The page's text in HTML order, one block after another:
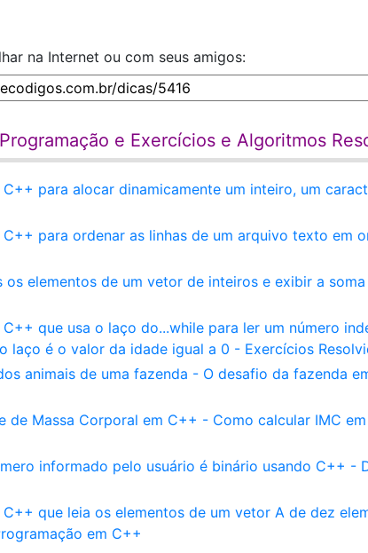
na Internet ou com seus amigos:
e Exercícios e Algoritmos
para alocar dinamicamente um inteiro, um
para ordenar as linhas de um arquivo texto em
elementos de um vetor de inteiros e exibir a
que usa o laço do...while para ler um número
laço é o valor da idade igual a 0 - Exercícios
animais de uma fazenda - O desafio da fazenda
de Massa Corporal em C++ - Como calcular IMC
informado pelo usuário é binário usando C++ -
que leia os elementos de um vetor A de dez
em C++